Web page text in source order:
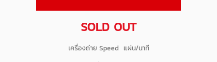
SOLD OUT
เครื่องถ่าย Speed แผ่น/นาที